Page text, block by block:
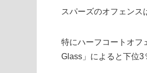
スパーズのオフェンス
特にハーフコートオフ
Glass」によると下位3